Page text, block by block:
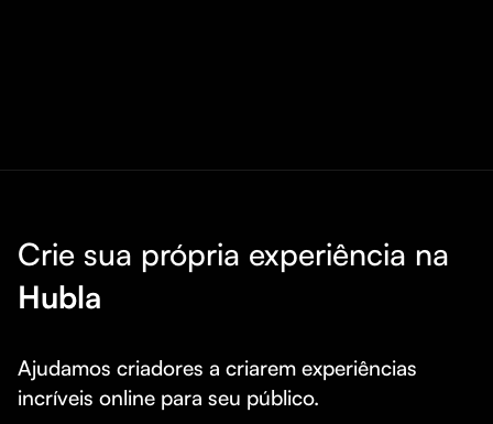
Crie sua própria experiência na
Hubla
Ajudamos criadores a criarem experiências
incríveis online para seu público.